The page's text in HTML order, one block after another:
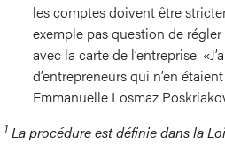
les comptes doivent être
exemple pas question de
avec la carte de l’entreprise.
d’entrepreneurs qui n’en
Emmanuelle Losmaz
1 La procédure est définie dans la